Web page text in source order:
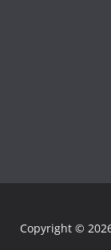
Copyright ©